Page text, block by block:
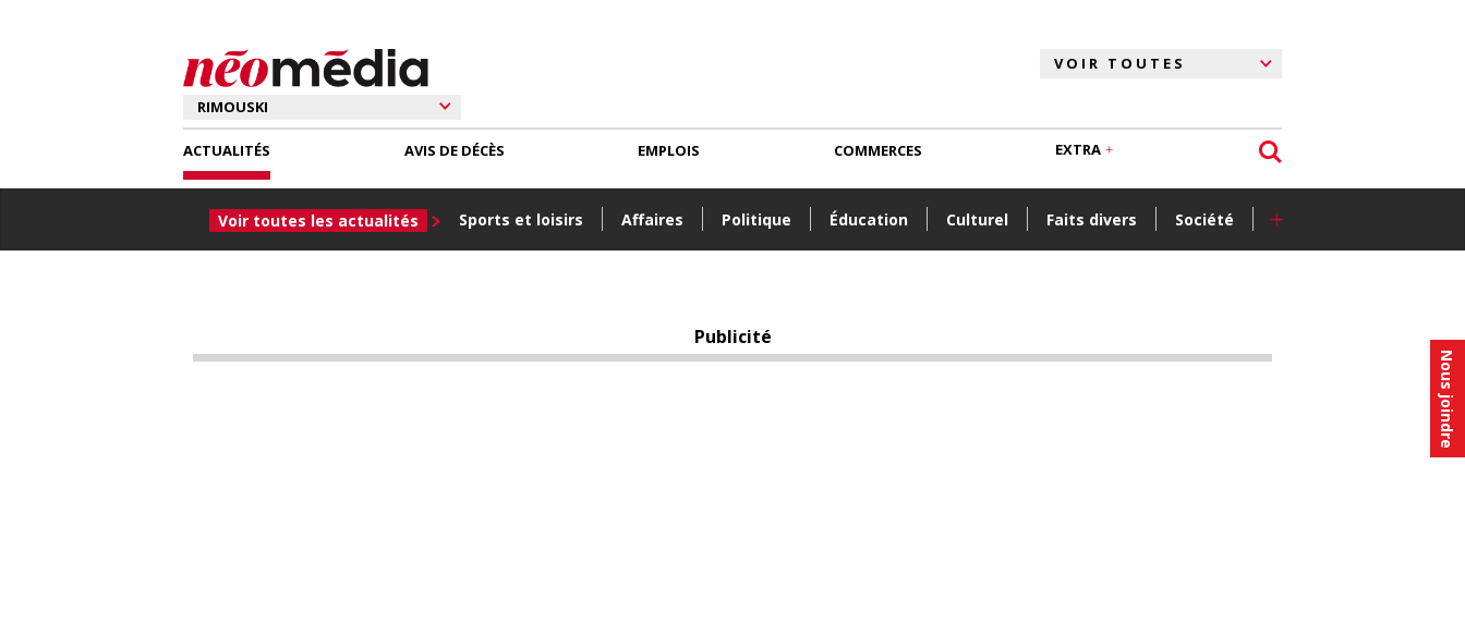
Nous joindre
ACTUALITÉS
Voir toutes les actualités Sports et loisirs Affaires Politique Éducation Culturel Faits divers Société +
AVIS DE DÉCÈS EMPLOIS COMMERCES EXTRA
Publicité